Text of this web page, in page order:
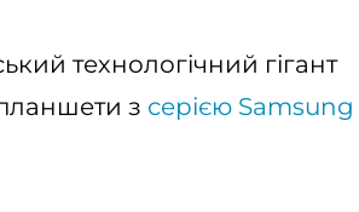
технологічний гігант
планшети з серією Samsung